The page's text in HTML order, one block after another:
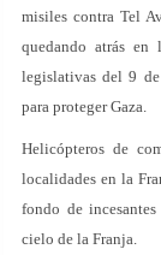
misiles contra Tel
quedando atrás en
legislativas del 9
para proteger Gaza.
Helicópteros de
localidades en la
fondo de
cielo de la Franja.